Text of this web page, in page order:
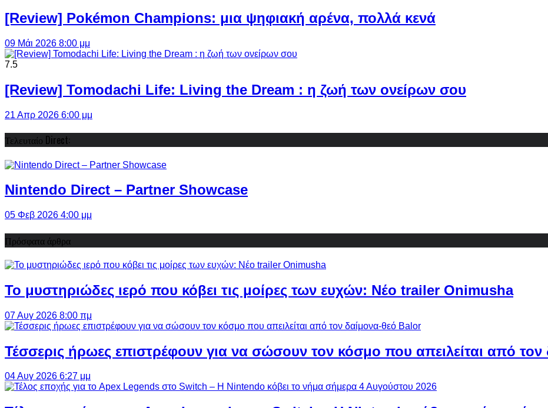
[Review] Pokémon Champions: μια ψηφιακή αρένα, πολλά κενά
09 Μάι 2026 8:00 μμ
7.5
[Review] Tomodachi Life: Living the Dream : η ζωή των ονείρων σου
21 Απρ 2026 6:00 μμ
Τελευταίο Direct:
Nintendo Direct – Partner Showcase
05 Φεβ 2026 4:00 μμ
Πρόσφατα άρθρα
Το μυστηριώδες ιερό που κόβει τις μοίρες των ευχών: Νέο trailer Onimusha
07 Αυγ 2026 8:00 πμ
Τέσσερις ήρωες επιστρέφουν για να σώσουν τον κόσμο που απειλείται από
04 Αυγ 2026 6:27 μμ